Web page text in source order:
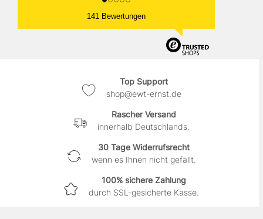
141 Bewertungen
Top Support
shop@ewt-ernst.de
Rascher Versand
innerhalb Deutschlands.
30 Tage Widerrufsrecht
wenn es Ihnen nicht gefällt.
100% sichere Zahlung
durch SSL-gesicherte Kasse.